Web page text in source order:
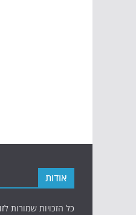
אודות
כל הזכויות שמורות